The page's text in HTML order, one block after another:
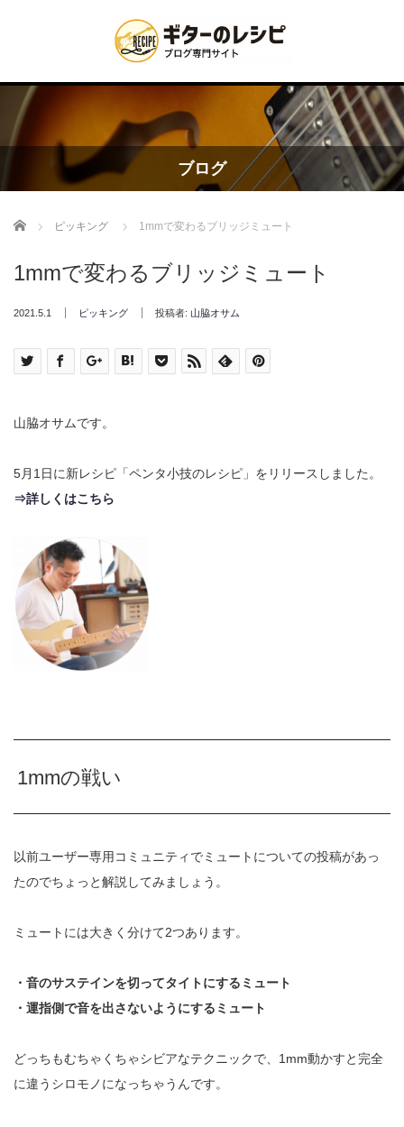
ブログ
Home ピッキング 1mmで変わるブリッジミュート
1mmで変わるブリッジミュート
2021.5.1 ピッキング 投稿者: 山脇オサム
山脇オサムです。
5月1日に新レシピ「ペンタ小技のレシピ」をリリースしました。
⇒詳しくはこちら
1mmの戦い
以前ユーザー専用コミュニティでミュートについての投稿があっ
たのでちょっと解説してみましょう。
ミュートには大きく分けて2つあります。
・音のサステインを切ってタイトにするミュート
・運指側で音を出さないようにするミュート
どっちもむちゃくちゃシビアなテクニックで、 1mm動かすと完全
に違うシロモノになっちゃうんです。